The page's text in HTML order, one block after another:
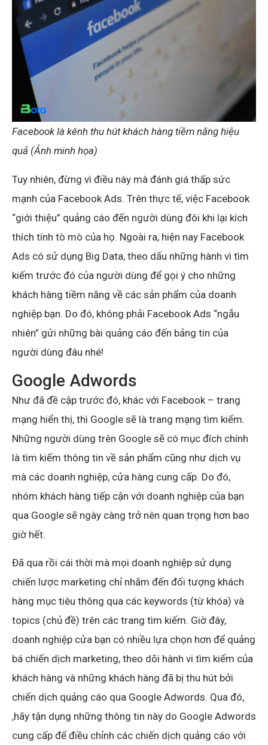
Facebook là kênh thu hút khách hàng tiềm năng hiệu
quả (Ảnh minh họa)
Tuy nhiên, đừng vì điều này mà đánh giá thấp sức
mạnh của Facebook Ads. Trên thực tế, việc Facebook
“giới thiệu” quảng cáo đến người dùng đôi khi lại kích
thích tính tò mò của họ. Ngoài ra, hiện nay Facebook
Ads có sử dụng Big Data, theo dấu những hành vì tìm
kiếm trước đó của người dùng để gọi ý cho những
khách hàng tiềm năng về các sản phẩm của doanh
nghiệp bạn. Do đó, không phải Facebook Ads “ngẫu
nhiên” gửi những bài quảng cáo đến bảng tin của
người dùng đâu nhé!
Google Adwords
Như đã đề cập trước đó, khác với Facebook – trang
mạng hiển thị, thì Google sẽ là trang mạng tìm kiếm.
Những người dùng trên Google sẽ có mục đích chính
là tìm kiếm thông tin về sản phẩm cũng như dịch vụ
mà các doanh nghiệp, cửa hàng cung cấp. Do đó,
nhóm khách hàng tiếp cận với doanh nghiệp của bạn
qua Google sẽ ngày càng trở nên quan trọng hơn bao
giờ hết.
Đã qua rồi cái thời mà mọi doanh nghiệp sử dụng
chiến lược marketing chỉ nhắm đến đối tượng khách
hàng mục tiêu thông qua các keywords (từ khóa) và
topics (chủ đề) trên các trang tìm kiếm. Giờ đây,
doanh nghiệp cửa bạn có nhiều lựa chọn hơn để quảng
bá chiến dịch marketing, theo dõi hành vi tìm kiếm của
khách hàng và những khách hàng đã bị thu hút bởi
chiến dịch quảng cáo qua Google Adwords. Qua đó,
,hãy tận dụng những thông tin này do Google Adwords
cung cấp để điều chỉnh các chiến dịch quảng cáo với